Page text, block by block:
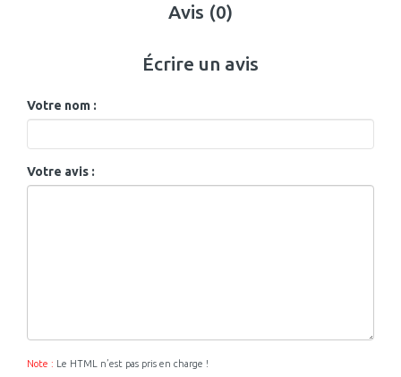
Avis (0)
Écrire un avis
Votre nom :
Votre avis :
Note : Le HTML n’est pas pris en charge !